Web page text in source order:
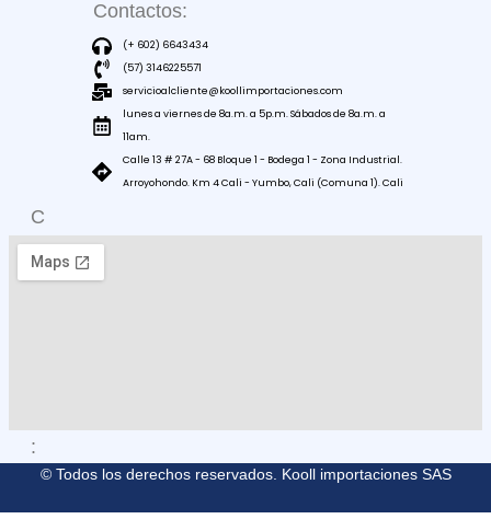
Contactos:
(+ 602) 6643434
(57) 3146225571
servicioalcliente@koollimportaciones.com
lunes a viernes de 8a.m. a 5p.m. Sábados de 8a.m. a
11am.
Calle 13 # 27A - 68 Bloque 1 - Bodega 1 - Zona Industrial.
Arroyohondo. Km 4 Cali - Yumbo, Cali (Comuna 1). Cali
C
O
M
O
:
© Todos los derechos reservados. Kooll importaciones SAS